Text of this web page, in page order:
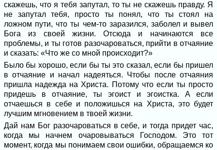
скажешь, что я тебя запутал, то ты не скажешь правду. Я
не запутал тебя, просто ты понял, что ты стоял на
ложном пути, что ты чем-то заразился, заболел и вывел
Бога из своей жизни. Отсюда и начинаются все
проблемы, и ты готов разочароваться, прийти в отчаяние
и сказать: «Что же со мной происходит?»
Было бы хорошо, если бы ты это сказал, если бы пришел
в отчаяние и начал надеяться. Чтобы после отчаяния
пришла надежда на Христа. Потому что если ты просто
придешь в отчаяние, ты эгоист и эгоистка. А если
отчаешься в себе и положишься на Христа, это будет
лучшим мгновением в твоей жизни.
Дай нам Бог разочароваться в себе, и тогда придет час,
когда мы начнем очаровываться Господом. Это тот
момент, когда мы понимаем свои ошибки, обращаемся ко